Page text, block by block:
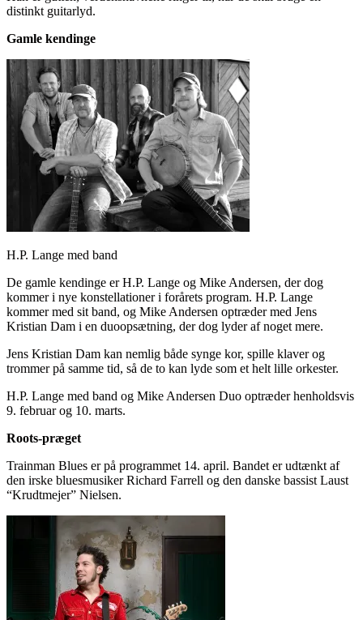
distinkt guitarlyd.
Gamle kendinge
H.P. Lange med band
De gamle kendinge er H.P. Lange og Mike Andersen, der dog
kommer i nye konstellationer i forårets program. H.P. Lange
kommer med sit band, og Mike Andersen optræder med Jens
Kristian Dam i en duoopsætning, der dog lyder af noget mere.
Jens Kristian Dam kan nemlig både synge kor, spille klaver og
trommer på samme tid, så de to kan lyde som et helt lille orkester.
H.P. Lange med band og Mike Andersen Duo optræder henholdsvis
9. februar og 10. marts.
Roots-præget
Trainman Blues er på programmet 14. april. Bandet er udtænkt af
den irske bluesmusiker Richard Farrell og den danske bassist Laust
“Krudtmejer” Nielsen.